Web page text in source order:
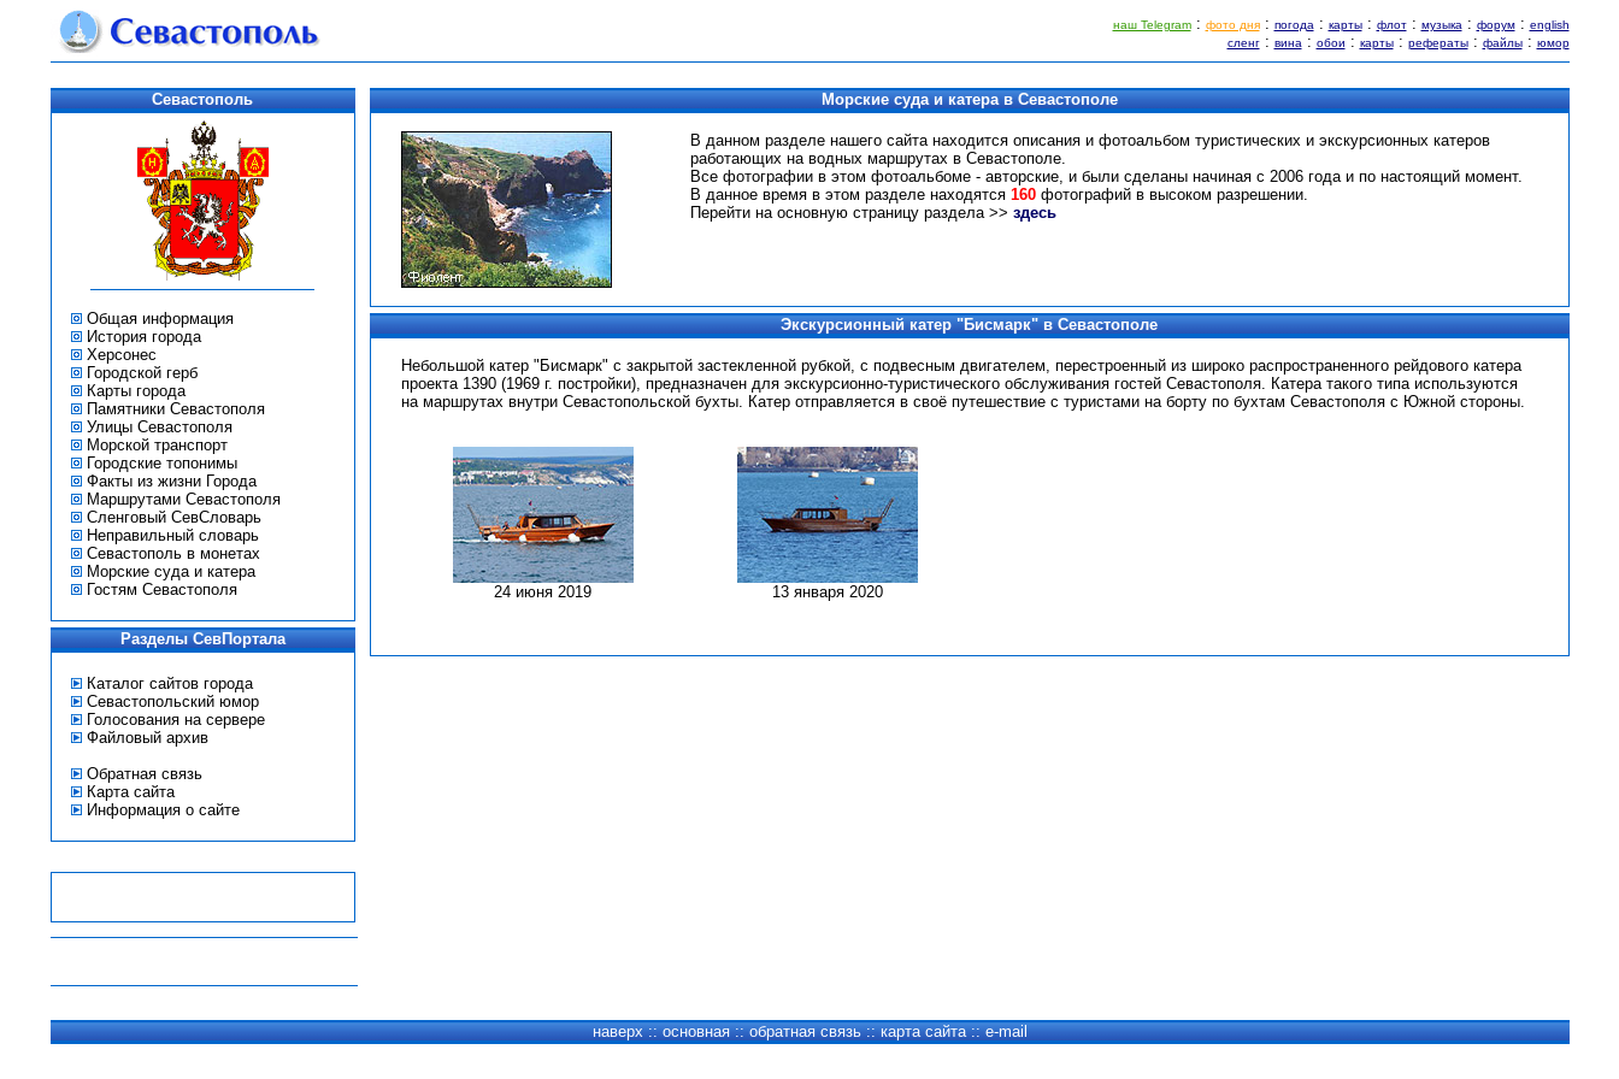
наш Telegram: фото дня: погода: карты: флот: музыка: форум: english
сленг: вина: обои : карты: рефераты: файлы: юмор
Севастополь
Общая информация
История города
Херсонес
Городской герб
Карты города
Памятники Севастополя
Улицы Севастополя
Морской транспорт
Городские топонимы
Факты из жизни Города
Маршрутами Севастополя
Сленговый СевСловарь
Неправильный словарь
Севастополь в монетах
Морские суда и катера
Гостям Севастополя
Разделы СевПортала
Каталог сайтов города
Севастопольский юмор
Голосования на сервере
Файловый архив
Обратная связь
Карта сайта
Информация о сайте
Морские суда и катера в Севастополе
В данном разделе нашего сайта находится описания и фотоальбом туристических и экскурсионных катеров
работающих на водных маршрутах в Севастополе.
Все фотографии в этом фотоальбоме - авторские, и были сделаны начиная с 2006 года и по настоящий момент.
В данное время в этом разделе находятся 160фотографий в высоком разрешении.
Перейти на основную страницу раздела >> здесь
Экскурсионный катер "Бисмарк" в Севастополе
Небольшой катер "Бисмарк" с закрытой застекленной рубкой, с подвесным двигателем, перестроенный из широко распространенного рейдового катера
проекта 1390 (1969 г. постройки), предназначен для экскурсионно-туристического обслуживания гостей Севастополя. Катера такого типа используются
на маршрутах внутри Севастопольской бухты. Катер отправляется в своё путешествие с туристами на борту по бухтам Севастополя с Южной стороны.
24 июня 2019 13 января 2020
наверх ::основная ::обратная связь :: карта сайта::e-mail